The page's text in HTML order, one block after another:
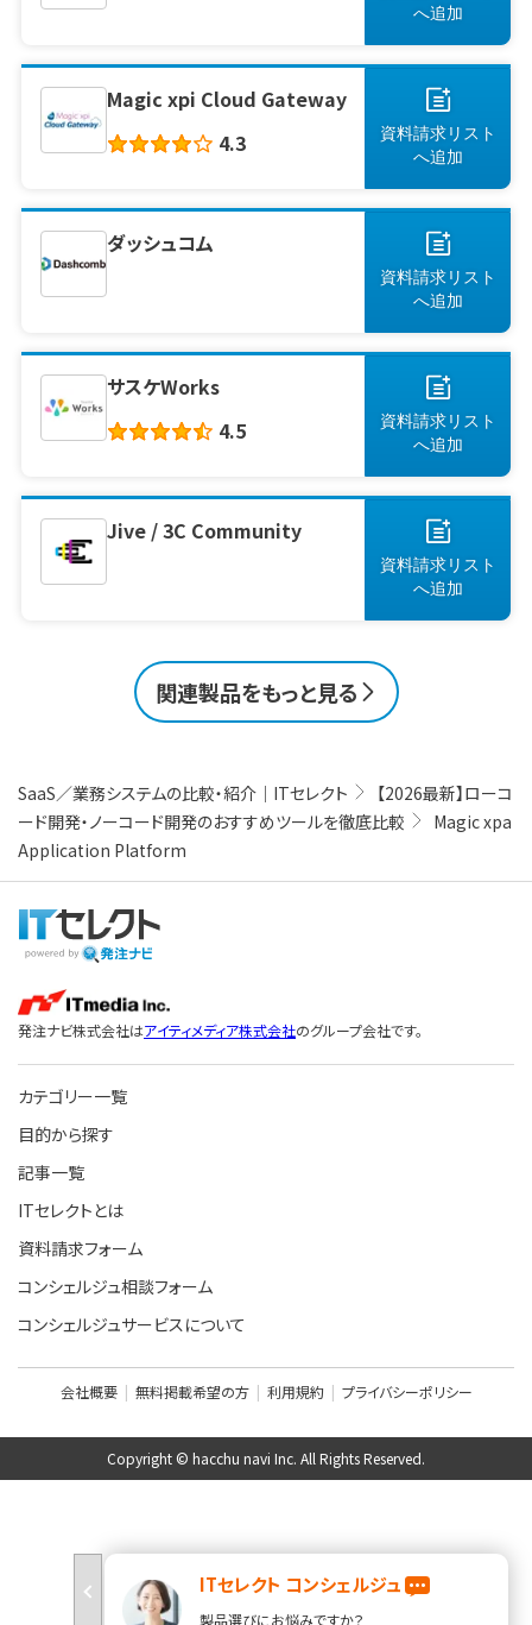
SaaS／業務システムの比較・紹介｜ITセレクト
【2026最新】ローコ
ード開発・ノーコード開発のおすすめツールを徹底比較
Magic xpa
Application Platform
へ追加
Magic xpi Cloud Gateway
4.3
資料請求リスト
へ追加
ダッシュコム
資料請求リスト
へ追加
サスケWorks
4.5
資料請求リスト
へ追加
Jive / 3C Community
資料請求リスト
へ追加
関連製品をもっと見る
ITセレクト コンシェルジュ
製品選びにお悩みですか？
発注ナビ株式会社はアイティメディア株式会社のグループ会社です。
カテゴリー一覧
目的から探す
記事一覧
ITセレクトとは
資料請求フォーム
コンシェルジュ相談フォーム
コンシェルジュサービスについて
会社概要 無料掲載希望の方 利用規約 プライバシーポリシー
Copyright © hacchu navi Inc. All Rights Reserved.